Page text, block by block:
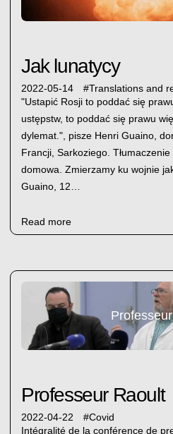
Jak lunatycy
2022-05-14 #Translations and
"Ustapić Rosji to poddać się
ustępstw, to poddać się prawu
dylemat.", pisze Henri Guaino,
Francji, Sarkoziego.
domowa. Zmierzamy ku wojnie
Guaino, 12…
Read more
Professeur Raoult
2022-04-22 #Covid
Intégralité de la conférence de